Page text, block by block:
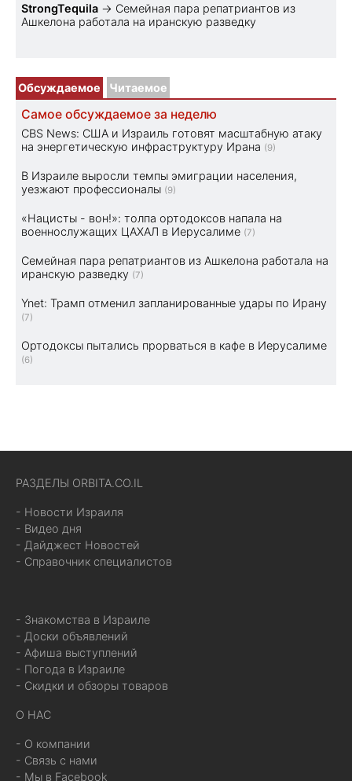
StrongTequila → Семейная пара репатриантов из
Ашкелона работала на иранскую разведку
Обсуждаемое Читаемое
Самое обсуждаемое за неделю
CBS News: США и Израиль готовят масштабную атаку
на энергетическую инфраструктуру Ирана (9)
В Израиле выросли темпы эмиграции населения,
уезжают профессионалы (9)
«Нацисты - вон!»: толпа ортодоксов напала на
военнослужащих ЦАХАЛ в Иерусалиме (7)
Семейная пара репатриантов из Ашкелона работала на
иранскую разведку (7)
Ynet: Трамп отменил запланированные удары по Ирану
(7)
Ортодоксы пытались прорваться в кафе в Иерусалиме
(6)
РАЗДЕЛЫ ORBITA.CO.IL
- Новости Израиля
- Видео дня
- Дайджест Новостей
- Справочник специалистов
- Знакомства в Израиле
- Доски объявлений
- Афиша выступлений
- Погода в Израиле
- Скидки и обзоры товаров
О НАС
- О компании
- Связь с нами
- Мы в Facebook